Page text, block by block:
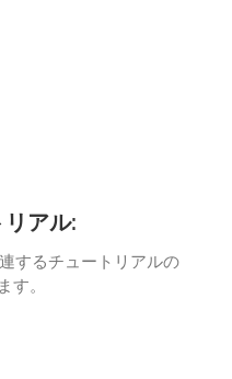
アル:
するチュートリアルの
す。